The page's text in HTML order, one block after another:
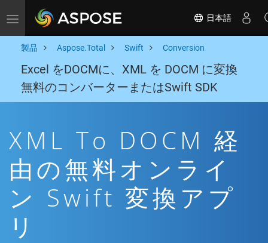
Toggle navigation 日本語
製品 Aspose.Total Swift Conversion
Excel をDOCMに、XML を DOCM に変換
無料のコンバーターまたはSwift SDK
XML To DOCM 経
由の無料オンライ
ン Swift 変換アプ
リ